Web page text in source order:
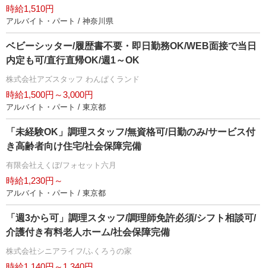
時給1,510円
アルバイト・パート / 神奈川県
ベビーシッター/履歴書不要・即日勤務OK/WEB面接で当日
内定も可/直行直帰OK/週1～OK
株式会社アズスタッフ わんぱくランド
時給1,500円～3,000円
アルバイト・パート / 東京都
「未経験OK」調理スタッフ/無資格可/日勤のみ/サービス付
き高齢者向け住宅/社会保障完備
有限会社えくぼ/フォセット六月
時給1,230円～
アルバイト・パート / 東京都
「週3から可」調理スタッフ/調理師免許必須/シフト相談可/
介護付き有料老人ホーム/社会保障完備
株式会社シニアライフ/ふくろうの家